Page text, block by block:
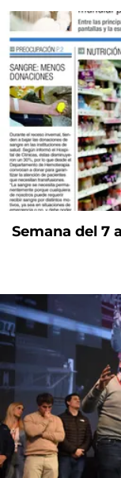
Semana del 7